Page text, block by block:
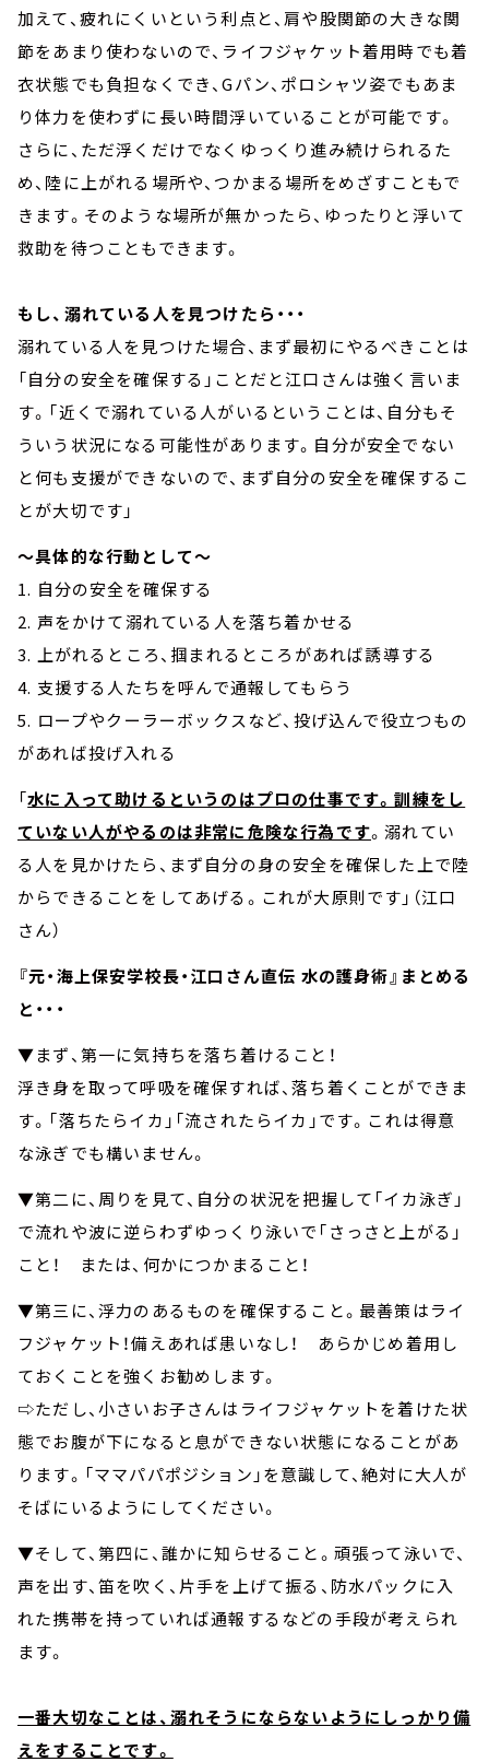
加えて、疲れにくいという利点と、肩や股関節の大きな関
節をあまり使わないので、ライフジャケット着用時でも着
衣状態でも負担なくでき、Gパン、ポロシャツ姿でもあま
り体力を使わずに長い時間浮いていることが可能です。
さらに、ただ浮くだけでなくゆっくり進み続けられるた
め、陸に上がれる場所や、つかまる場所をめざすこともで
きます。そのような場所が無かったら、ゆったりと浮いて
救助を待つこともできます。
もし、溺れている人を見つけたら・・・
溺れている人を見つけた場合、まず最初にやるべきことは
「自分の安全を確保する」ことだと江口さんは強く言いま
す。「近くで溺れている人がいるということは、自分もそ
ういう状況になる可能性があります。自分が安全でない
と何も支援ができないので、まず自分の安全を確保するこ
とが大切です」
～具体的な行動として～
1. 自分の安全を確保する
2. 声をかけて溺れている人を落ち着かせる
3. 上がれるところ、掴まれるところがあれば誘導する
4. 支援する人たちを呼んで通報してもらう
5. ロープやクーラーボックスなど、投げ込んで役立つもの
があれば投げ入れる
「水に入って助けるというのはプロの仕事です。訓練をし
ていない人がやるのは非常に危険な行為です。溺れてい
る人を見かけたら、まず自分の身の安全を確保した上で陸
からできることをしてあげる。これが大原則です」（江口
さん）
『元・海上保安学校長・江口さん直伝 水の護身術』まとめる
と・・・
▼まず、第一に気持ちを落ち着けること！
浮き身を取って呼吸を確保すれば、落ち着くことができま
す。「落ちたらイカ」「流されたらイカ」です。これは得意
な泳ぎでも構いません。
▼第二に、周りを見て、自分の状況を把握して「イカ泳ぎ」
で流れや波に逆らわずゆっくり泳いで「さっさと上がる」
こと！ または、何かにつかまること！
▼第三に、浮力のあるものを確保すること。最善策はライ
フジャケット！備えあれば患いなし！ あらかじめ着用し
ておくことを強くお勧めします。
⇨ただし、小さいお子さんはライフジャケットを着けた状
態でお腹が下になると息ができない状態になることがあ
ります。「ママパパポジション」を意識して、絶対に大人が
そばにいるようにしてください。
▼そして、第四に、誰かに知らせること。頑張って泳いで、
声を出す、笛を吹く、片手を上げて振る、防水パックに入
れた携帯を持っていれば通報するなどの手段が考えられ
ます。
一番大切なことは、溺れそうにならないようにしっかり備
えをすることです。